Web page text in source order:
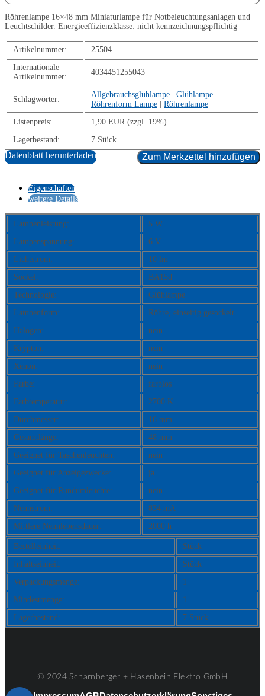
Röhrenlampe 16×48 mm Miniaturlampe für Notbeleuchtungsanlagen und
Leuchtschilder. Energieeffizienzklasse: nicht kennzeichnungspflichtig
Artikelnummer:
25504
Internationale
Artikelnummer:
4034451255043
Schlagwörter:
Allgebrauchsglühlampe Glühlampe
Röhrenform Lampe
Röhrenlampe
Listenpreis:
1,90 EUR (zzgl. 19%)
Lagerbestand:
7 Stück
Datenblatt herunterladen Zum Merkzettel hinzufügen
Eigenschaften
weitere Details
Lampenleistung:
5 W
Lampenspannung:
6 V
Lichtstrom:
10 lm
Sockel:
BA15d
Technologie:
Glühlampe
Lampenform:
Röhre, einseitig gesockelt
Halogen:
nein
Krypton:
nein
Xenon:
nein
Farbe:
farblos
Farbtemperatur:
2700 K
Durchmesser:
16 mm
Gesamtlänge:
48 mm
Geeignet für Taschenleuchten:
nein
Geeignet für Anzeigezwecke:
ja
Geeignet für Rundumleuchte:
nein
Nennstrom:
834 mA
Mittlere Nennlebensdauer:
2000 h
Bestelleinheit:
Stück
Inhaltseinheit:
Stück
Verpackungsmenge:
1
Mindestmenge:
1
Lagerbestand:
7 Stück
© 2024 Scharnberger + Hasenbein Elektro GmbH